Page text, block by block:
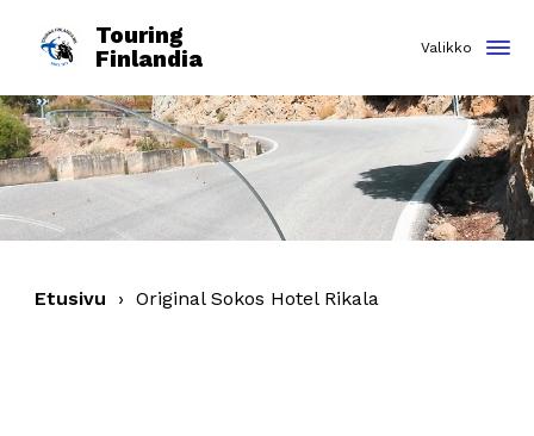
Touring
Finlandia
Etusivu ›Original Sokos Hotel Rikala